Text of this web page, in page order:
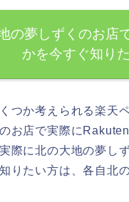
の夢しずくのお店
かを今すぐ知り
つか考えられる楽天
お店で実際に
際に北の大地の夢し
りたい方は、各自北